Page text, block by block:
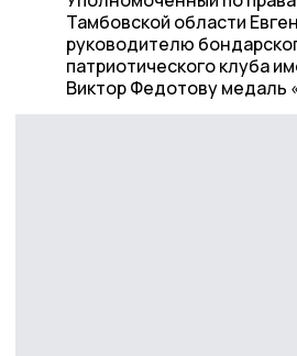
Тамбовской области
руководителю
патриотического клуба
Виктор Федотову медаль